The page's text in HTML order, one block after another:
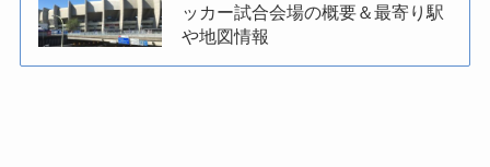
ッカー試合会場の概要＆最寄り駅
や地図情報